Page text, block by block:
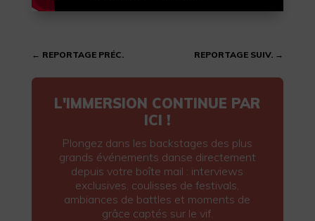
← REPORTAGE PRÉC. REPORTAGE SUIV. →
L'IMMERSION CONTINUE PAR
ICI !
Plongez dans les backstages des plus
grands événements danse directement
depuis votre boîte mail : interviews
exclusives, coulisses de festivals,
ambiances de battles et moments de
grâce captés sur le vif.